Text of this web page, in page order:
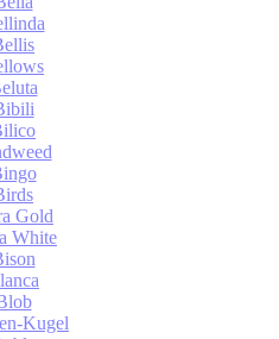
Gold
White
Kugel